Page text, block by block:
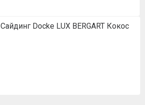
Сайдинг Docke LUX BERGART Кокос